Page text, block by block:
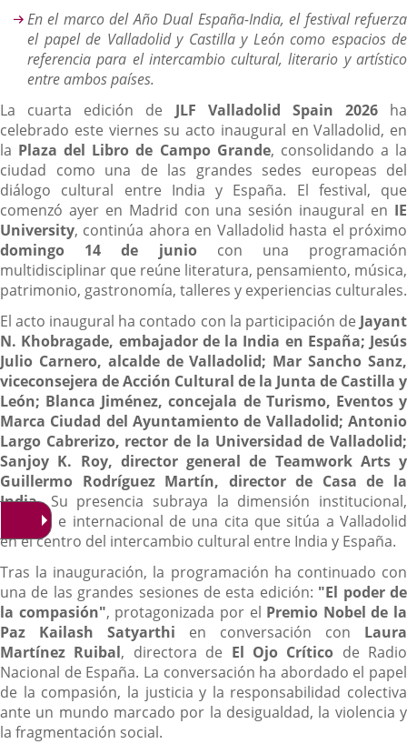
En el marco del Año Dual España-India, el festival refuerza
el papel de Valladolid y Castilla y León como espacios de
referencia para el intercambio cultural, literario y artístico
entre ambos países.
La cuarta edición de JLF Valladolid Spain 2026ha
celebrado este viernes su acto inaugural en Valladolid, en
la Plaza del Libro de Campo Grande, consolidando a la
ciudad como una de las grandes sedes europeas del
diálogo cultural entre India y España. El festival, que
comenzó ayer en Madrid con una sesión inaugural en IE
University, continúa ahora en Valladolid hasta el próximo
domingo 14 de juniocon una programación
multidisciplinar que reúne literatura, pensamiento, música,
patrimonio, gastronomía, talleres y experiencias culturales.
El acto inaugural ha contado con la participación de Jayant
N. Khobragade, embajador de la India en España; Jesús
Julio Carnero, alcalde de Valladolid; Mar Sancho Sanz,
viceconsejera de Acción Cultural de la Junta de Castilla y
León; Blanca Jiménez, concejala de Turismo, Eventos y
Marca Ciudad del Ayuntamiento de Valladolid; Antonio
Largo Cabrerizo, rector de la Universidad de Valladolid;
Sanjoy K. Roy, director general de Teamwork Arts y
Guillermo Rodríguez Martín, director de Casa de la
India.Su presencia subraya la dimensión institucional,
cultural e internacional de una cita que sitúa a Valladolid
en el centro del intercambio cultural entre India y España.
Tras la inauguración, la programación ha continuado con
una de las grandes sesiones de esta edición: "El poder de
la compasión", protagonizada por el Premio Nobel de la
Paz Kailash Satyarthi en conversación con Laura
Martínez Ruibal, directora de El Ojo Crítico de Radio
Nacional de España. La conversación ha abordado el papel
de la compasión, la justicia y la responsabilidad colectiva
ante un mundo marcado por la desigualdad, la violencia y
la fragmentación social.